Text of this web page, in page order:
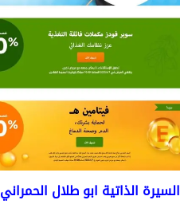
السيرة الذاتية ابو طلال الحمراني